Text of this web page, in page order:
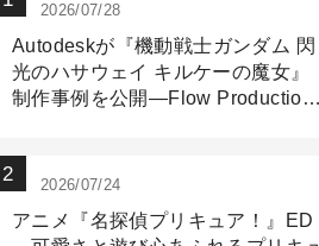
2026/07/28
Autodeskが『機動戦士ガンダム 閃
光のハサウェイ キルケーの魔女』
制作事例を公開―Flow Production
2026/07/24
アニメ『名探偵プリキュア！』ED